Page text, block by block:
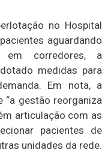
no Hospital
aguardando
em corredores, a
medidas para
Em nota, a
“a gestão reorganiza
articulação com as
pacientes de
unidades da rede.